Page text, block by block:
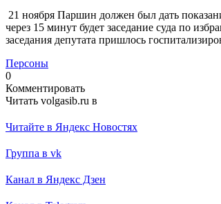
21 ноября Паршин должен был дать
через 15 минут будет заседание суда по
заседания депутата пришлось
Персоны
0
Комментировать
Читать volgasib.ru в
Читайте в Яндекс Новостях
Группа в vk
Канал в Яндекс Дзен